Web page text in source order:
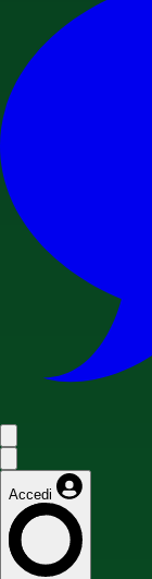
Accedi